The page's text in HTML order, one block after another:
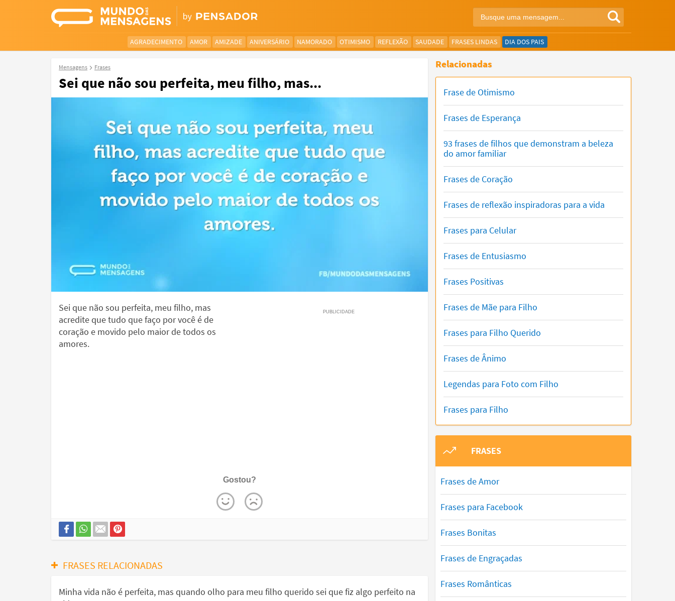
AGRADECIMENTO AMOR AMIZADE ANIVERSÁRIO NAMORADO OTIMISMO REFLEXÃO SAUDADE FRASES LINDAS DIA DOS PAIS
Mensagens Frases
Sei que não sou perfeita, meu filho, mas...
Sei que não sou perfeita, meu filho, mas
acredite que tudo que faço por você é de
coração e movido pelo maior de todos os
amores.
Gostou?
FRASES RELACIONADAS
Minha vida não é perfeita, mas quando olho para meu filho querido sei que fiz algo perfeito na
Relacionadas
Frase de Otimismo
Frases de Esperança
93 frases de filhos que demonstram a beleza
do amor familiar
Frases de Coração
Frases de reflexão inspiradoras para a vida
Frases para Celular
Frases de Entusiasmo
Frases Positivas
Frases de Mãe para Filho
Frases para Filho Querido
Frases de Ânimo
Legendas para Foto com Filho
Frases para Filho
FRASES
Frases de Amor
Frases para Facebook
Frases Bonitas
Frases de Engraçadas
Frases Românticas